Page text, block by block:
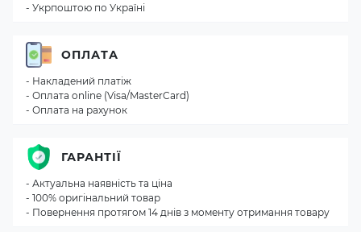
- Укрпоштою по Україні
ОПЛАТА
- Накладений платіж
- Оплата online (Visa/MasterCard)
- Оплата на рахунок
ГАРАНТІЇ
- Актуальна наявність та ціна
- 100% оригінальний товар
- Повернення протягом 14 днів з моменту отримання товару